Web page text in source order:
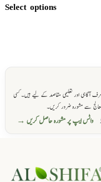
Select options
آگاہی اور تعلیمی مقاصد کے لیے ہیں۔ کسی
معالج سے مشورہ ضرور کریں۔
واٹس ایپ پر مشورہ حاصل کریں →